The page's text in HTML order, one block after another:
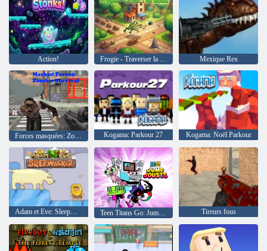
Action! Frogie - Traverser la route Mexique Rex
Kogama: Parkour 27 Kogama: Noël Parkour
Adam et Eve: Sleepwalker Teen Titans Go: Jump Joutes Tireurs fous